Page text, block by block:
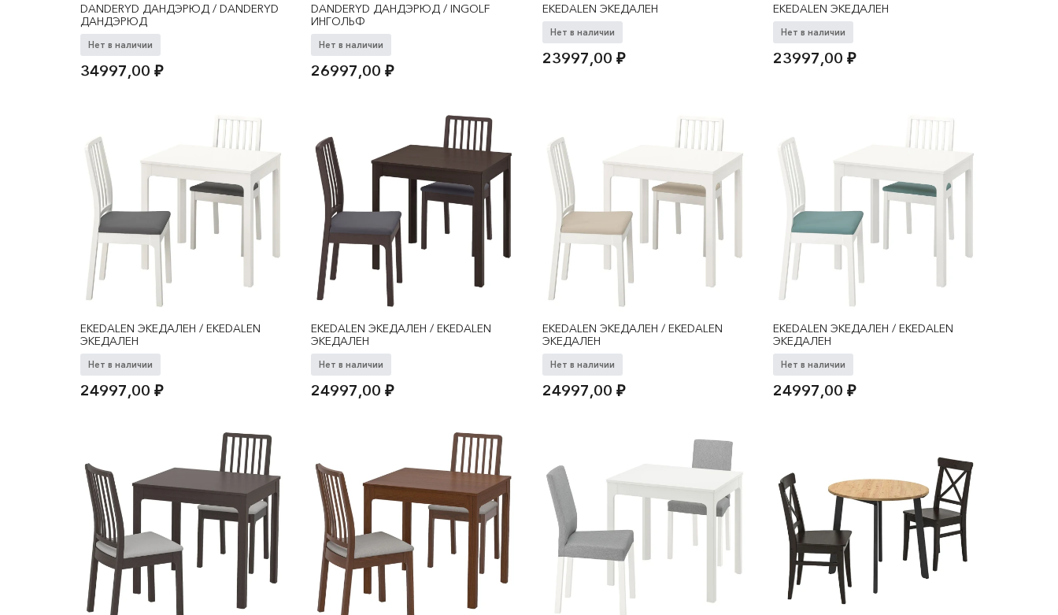
DANDERYD ДАНДЭРЮД / DANDERYD
ДАНДЭРЮД
Нет в наличии
34997,00 ₽
DANDERYD ДАНДЭРЮД / INGOLF
ИНГОЛЬФ
Нет в наличии
26997,00₽
EKEDALEN ЭКЕДАЛЕН
Нет в наличии
23997,00 ₽
EKEDALEN ЭКЕДАЛЕН
Нет в наличии
23997,00₽
EKEDALEN ЭКЕДАЛЕН / EKEDALEN
ЭКЕДАЛЕН
Нет в наличии
24997,00 ₽
EKEDALEN ЭКЕДАЛЕН / EKEDALEN
ЭКЕДАЛЕН
Нет в наличии
24997,00₽
EKEDALEN ЭКЕДАЛЕН / EKEDALEN
ЭКЕДАЛЕН
Нет в наличии
24997,00 ₽
EKEDALEN ЭКЕДАЛЕН / EKEDALEN
ЭКЕДАЛЕН
Нет в наличии
24997,00₽